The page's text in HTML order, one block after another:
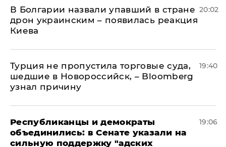
В Болгарии назвали упавший в стране
дрон украинским – появилась реакция
Киева
20:02
Турция не пропустила торговые суда,
шедшие в Новороссийск, – Bloomberg
узнал причину
19:40
Республиканцы и демократы
объединились: в Сенате указали на
сильную поддержку "адских
19:06